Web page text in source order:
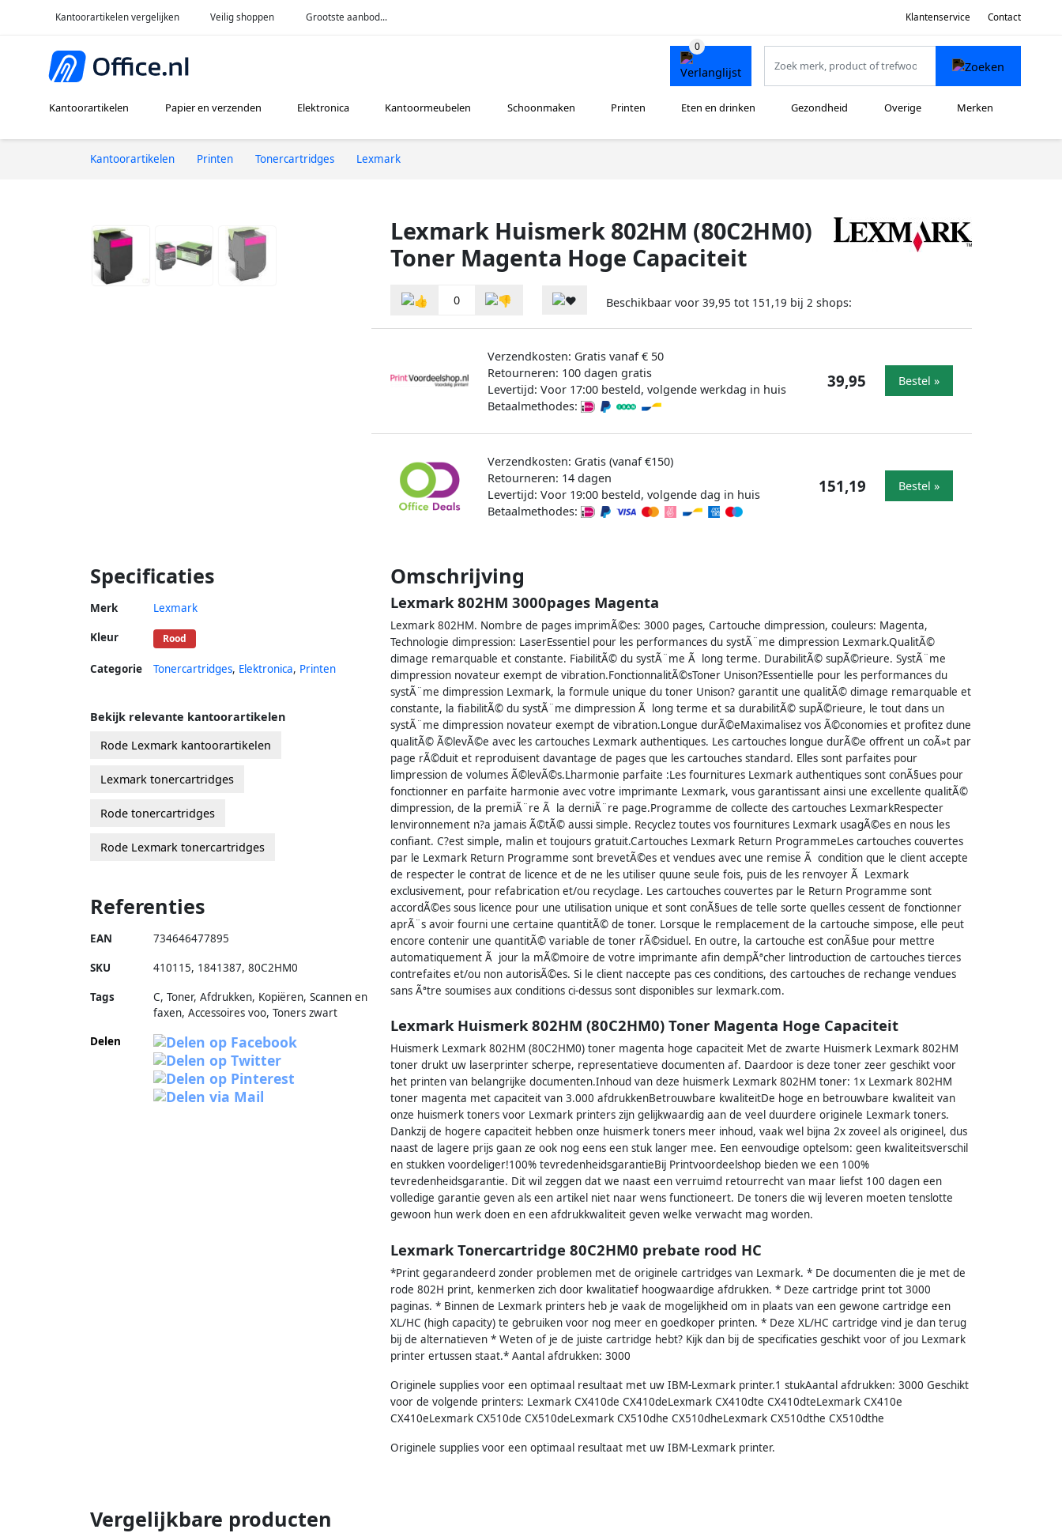
Kantoorartikelen vergelijken Veilig shoppen Grootste aanbod... Klantenservice Contact
Kantoorartikelen Papier en verzenden Elektronica Kantoormeubelen Schoonmaken Printen Eten en drinken Gezondheid Overige Merken
Kantoorartikelen Printen Tonercartridges Lexmark
Lexmark Huismerk 802HM (80C2HM0)
Toner Magenta Hoge Capaciteit
0 Beschikbaar voor 39,95 tot 151,19 bij 2 shops:
Verzendkosten: Gratis vanaf € 50
Retourneren: 100 dagen gratis
Levertijd: Voor 17:00 besteld, volgende werkdag in huis
Betaalmethodes:
39,95 Bestel »
Verzendkosten: Gratis (vanaf €150)
Retourneren: 14 dagen
Levertijd: Voor 19:00 besteld, volgende dag in huis
Betaalmethodes:
151,19 Bestel »
Specificaties
Merk Lexmark
Kleur Rood
Categorie Tonercartridges, Elektronica, Printen
Omschrijving
Lexmark 802HM 3000pages Magenta
Lexmark 802HM. Nombre de pages imprimÃ©es: 3000 pages, Cartouche dimpression, couleurs: Magenta,
Technologie dimpression: LaserEssentiel pour les performances du systÃ¨me dimpression Lexmark.QualitÃ©
dimage remarquable et constante. FiabilitÃ© du systÃ¨me Ã long terme. DurabilitÃ© supÃ©rieure. SystÃ¨me
dimpression novateur exempt de vibration.FonctionnalitÃ©sToner Unison?Essentielle pour les performances du
systÃ¨me dimpression Lexmark, la formule unique du toner Unison? garantit une qualitÃ© dimage remarquable et
constante, la fiabilitÃ© du systÃ¨me dimpression Ã long terme et sa durabilitÃ© supÃ©rieure, le tout dans un
systÃ¨me dimpression novateur exempt de vibration.Longue durÃ©eMaximalisez vos Ã©conomies et profitez dune
qualitÃ© Ã©levÃ©e avec les cartouches Lexmark authentiques. Les cartouches longue durÃ©e offrent un coÃ»t par
page rÃ©duit et reproduisent davantage de pages que les cartouches standard. Elles sont parfaites pour
limpression de volumes Ã©levÃ©s.Lharmonie parfaite :Les fournitures Lexmark authentiques sont conÃ§ues pour
fonctionner en parfaite harmonie avec votre imprimante Lexmark, vous garantissant ainsi une excellente qualitÃ©
dimpression, de la premiÃ¨re Ã la derniÃ¨re page.Programme de collecte des cartouches LexmarkRespecter
lenvironnement n?a jamais Ã©tÃ© aussi simple. Recyclez toutes vos fournitures Lexmark usagÃ©es en nous les
confiant. C?est simple, malin et toujours gratuit.Cartouches Lexmark Return ProgrammeLes cartouches couvertes
par le Lexmark Return Programme sont brevetÃ©es et vendues avec une remise Ã condition que le client accepte
de respecter le contrat de licence et de ne les utiliser quune seule fois, puis de les renvoyer Ã Lexmark
exclusivement, pour refabrication et/ou recyclage. Les cartouches couvertes par le Return Programme sont
accordÃ©es sous licence pour une utilisation unique et sont conÃ§ues de telle sorte quelles cessent de fonctionner
aprÃ¨s avoir fourni une certaine quantitÃ© de toner. Lorsque le remplacement de la cartouche simpose, elle peut
encore contenir une quantitÃ© variable de toner rÃ©siduel. En outre, la cartouche est conÃ§ue pour mettre
automatiquement Ã jour la mÃ©moire de votre imprimante afin dempÃªcher lintroduction de cartouches tierces
contrefaites et/ou non autorisÃ©es. Si le client naccepte pas ces conditions, des cartouches de rechange vendues
sans Ãªtre soumises aux conditions ci-dessus sont disponibles sur lexmark.com.
Lexmark Huismerk 802HM (80C2HM0) Toner Magenta Hoge Capaciteit
Huismerk Lexmark 802HM (80C2HM0) toner magenta hoge capaciteit Met de zwarte Huismerk Lexmark 802HM
toner drukt uw laserprinter scherpe, representatieve documenten af. Daardoor is deze toner zeer geschikt voor
het printen van belangrijke documenten.Inhoud van deze huismerk Lexmark 802HM toner: 1x Lexmark 802HM
toner magenta met capaciteit van 3.000 afdrukkenBetrouwbare kwaliteitDe hoge en betrouwbare kwaliteit van
onze huismerk toners voor Lexmark printers zijn gelijkwaardig aan de veel duurdere originele Lexmark toners.
Dankzij de hogere capaciteit hebben onze huismerk toners meer inhoud, vaak wel bijna 2x zoveel als origineel, dus
naast de lagere prijs gaan ze ook nog eens een stuk langer mee. Een eenvoudige optelsom: geen kwaliteitsverschil
en stukken voordeliger!100% tevredenheidsgarantieBij Printvoordeelshop bieden we een 100%
tevredenheidsgarantie. Dit wil zeggen dat we naast een verruimd retourrecht van maar liefst 100 dagen een
volledige garantie geven als een artikel niet naar wens functioneert. De toners die wij leveren moeten tenslotte
gewoon hun werk doen en een afdrukkwaliteit geven welke verwacht mag worden.
Lexmark Tonercartridge 80C2HM0 prebate rood HC
*Print gegarandeerd zonder problemen met de originele cartridges van Lexmark. * De documenten die je met de
rode 802H print, kenmerken zich door kwalitatief hoogwaardige afdrukken. * Deze cartridge print tot 3000
paginas. * Binnen de Lexmark printers heb je vaak de mogelijkheid om in plaats van een gewone cartridge een
XL/HC (high capacity) te gebruiken voor nog meer en goedkoper printen. * Deze XL/HC cartridge vind je dan terug
bij de alternatieven * Weten of je de juiste cartridge hebt? Kijk dan bij de specificaties geschikt voor of jou Lexmark
printer ertussen staat.* Aantal afdrukken: 3000
Originele supplies voor een optimaal resultaat met uw IBM-Lexmark printer.1 stukAantal afdrukken: 3000 Geschikt
voor de volgende printers: Lexmark CX410de CX410deLexmark CX410dte CX410dteLexmark CX410e
CX410eLexmark CX510de CX510deLexmark CX510dhe CX510dheLexmark CX510dthe CX510dthe
Originele supplies voor een optimaal resultaat met uw IBM-Lexmark printer.
Bekijk relevante kantoorartikelen
Rode Lexmark kantoorartikelen
Lexmark tonercartridges
Rode tonercartridges
Rode Lexmark tonercartridges
Referenties
EAN 734646477895
SKU 410115, 1841387, 80C2HM0
Tags
C, Toner, Afdrukken, Kopiëren, Scannen en
faxen, Accessoires voo, Toners zwart
Delen
Vergelijkbare producten